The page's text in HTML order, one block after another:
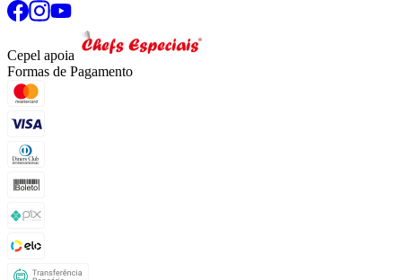
Cepel apoia
Formas de Pagamento